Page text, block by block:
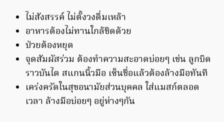
ไม่สังสรรค์ ไม่ตั้งวงดื่มเหล้า
อาหารต้องไม่ทานใกล้ชิดด้วย
ป่วยต้องหยุด
จุดสัมผัสร่วม ต้องทำความสะอาดบ่อยๆ เช่น ลูกบิด
ราวบันได สแกนนิ้วมือ เซ็นชื่อแล้วต้องล้างมือทันที
เคร่งครัดในสุขอนามัยส่วนบุคคล ใส่แมสก์ตลอด
เวลา ล้างมือบ่อยๆ อยู่ห่างๆกัน